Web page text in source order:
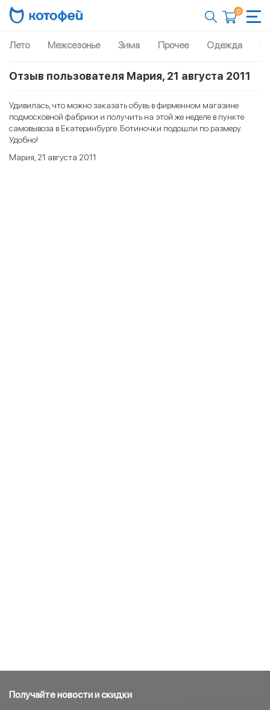
0
Лето Межсезонье Зима Прочее Одежда
Отзыв пользователя Мария, 21 августа 2011
Удивилась, что можно заказать обувь в фирменном магазине
подмосковной фабрики и получить на этой же неделе в пункте
самовывоза в Екатеринбурге. Ботиночки подошли по размеру.
Удобно!
Мария, 21 августа 2011
Получайте новости и скидки